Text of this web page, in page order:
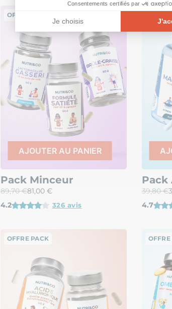
Consentements certifiés par
Je choisis
Axeptio consent
Plateforme de Gestion du Consentement :
Notre plateforme vous permet d'adapter et
AJOUTER AU PANIER
Pack Minceur
89,70 €81,00 €
4.2
326 avis
OFFRE PACK
Pack
39,80 €
4.7
OFFRE PACK OFFRE